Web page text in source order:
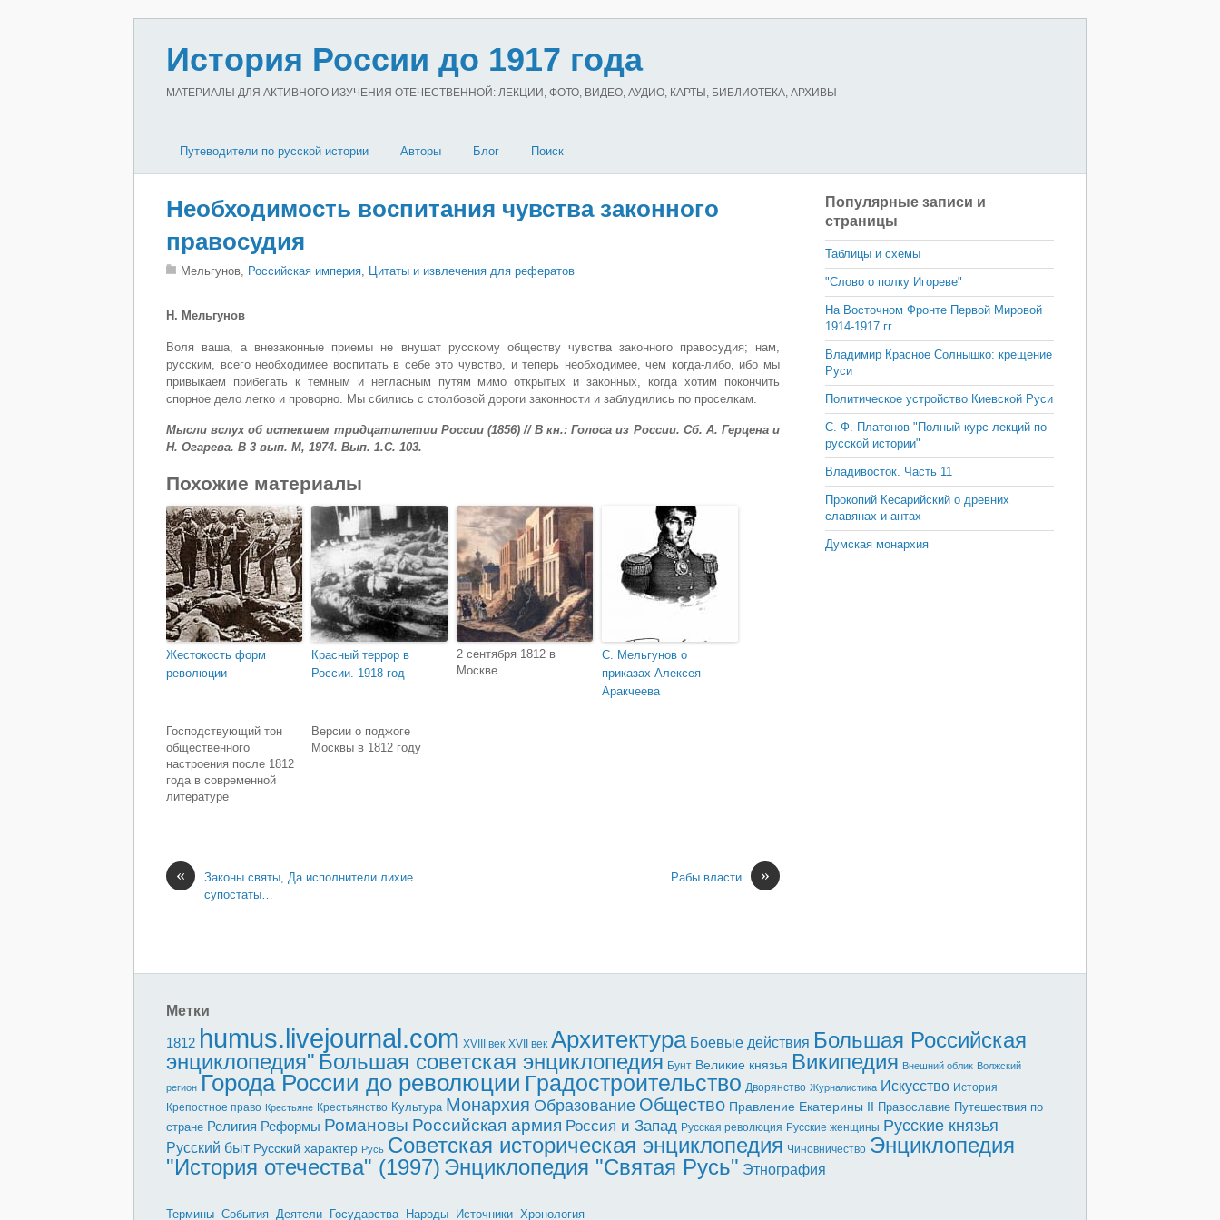
История России до 1917 года
МАТЕРИАЛЫ ДЛЯ АКТИВНОГО ИЗУЧЕНИЯ ОТЕЧЕСТВЕННОЙ: ЛЕКЦИИ, ФОТО, ВИДЕО, АУДИО, КАРТЫ, БИБЛИОТЕКА, АРХИВЫ
Путеводители по русской истории Авторы Блог Поиск
Необходимость воспитания чувства законного
правосудия
Мельгунов, Российская империя, Цитаты и извлечения для рефератов
Н. Мельгунов
Воля ваша, а внезаконные приемы не внушат русскому обществу чувства законного правосудия; нам,
русским, всего необходимее воспитать в себе это чувство, и теперь необходимее, чем когда-ли­бо, ибо мы
привыкаем прибегать к темным и негласным путям ми­мо открытых и законных, когда хотим покончить
спорное дело лег­ко и проворно. Мы сбились с столбовой дороги законности и заблу­дились по проселкам.
Мысли вслух об истекшем тридцатилетии России (1856) // В кн.: Голоса из России. Сб. А. Герцена и
Н. Огарева. В 3 вып. М, 1974. Вып. 1.С. 103.
Похожие материалы
Жестокость форм
революции
Красный террор в
России. 1918 год
2 сентября 1812 в
Москве
С. Мельгунов о
приказах Алексея
Аракчеева
Господствующий тон
общественного
настроения после 1812
года в современной
литературе
Версии о поджоге
Москвы в 1812 году
«
Законы святы, Да исполнители лихие
супостаты…
»
Рабы власти
Популярные записи и
страницы
Таблицы и схемы
"Слово о полку Игореве"
На Восточном Фронте Первой Мировой
1914-1917 гг.
Владимир Красное Солнышко: крещение
Руси
Политическое устройство Киевской Руси
С. Ф. Платонов "Полный курс лекций по
русской истории"
Владивосток. Часть 11
Прокопий Кесарийский о древних
славянах и антах
Думская монархия
Метки
1812 humus.livejournal.com XVIII век XVII век Архитектура Боевые действия Большая Российская
энциклопедия" Большая советская энциклопедия Бунт Великие князья Википедия Внешний облик Волжский
регион Города России до революции Градостроительство Дворянство Журналистика Искусство История
Крепостное право Крестьяне Крестьянство Культура Монархия Образование Общество Правление Екатерины II Православие Путешествия по
стране Религия Реформы Романовы Российская армия Россия и Запад Русская революция Русские женщины Русские князья
Русский быт Русский характер Русь Советская историческая энциклопедия Чиновничество Энциклопедия
"История отечества" (1997) Энциклопедия "Святая Русь" Этнография
Термины События Деятели Государства Народы Источники Хронология